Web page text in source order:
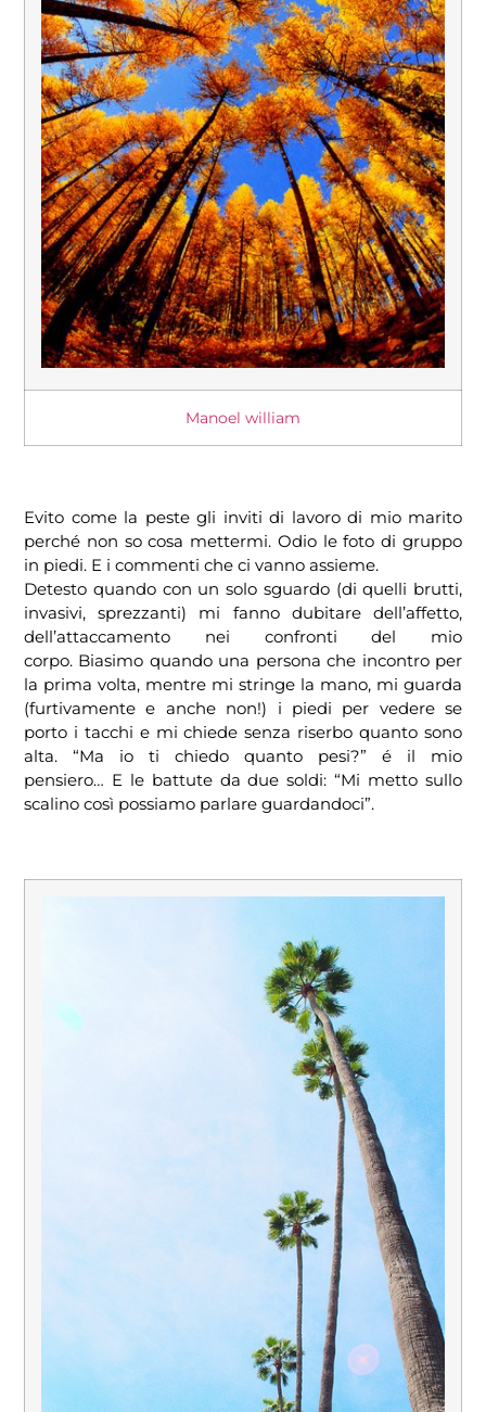
Manoel william
Evito come la peste gli inviti di lavoro di mio marito
perché non so cosa mettermi. Odio le foto di gruppo
in piedi. E i commenti che ci vanno assieme.
Detesto quando con un solo sguardo (di quelli brutti,
invasivi, sprezzanti) mi fanno dubitare dell’affetto,
dell’attaccamento nei confronti del mio
corpo. Biasimo quando una persona che incontro per
la prima volta, mentre mi stringe la mano, mi guarda
(furtivamente e anche non!) i piedi per vedere se
porto i tacchi e mi chiede senza riserbo quanto sono
alta. “Ma io ti chiedo quanto pesi?” é il mio
pensiero… E le battute da due soldi: “Mi metto sullo
scalino così possiamo parlare guardandoci”.